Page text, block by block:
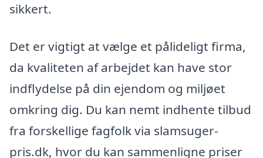
sikkert.
Det er vigtigt at vælge et pålideligt firma,
da kvaliteten af arbejdet kan have stor
indflydelse på din ejendom og miljøet
omkring dig. Du kan nemt indhente tilbud
fra forskellige fagfolk via slamsuger-
pris.dk, hvor du kan sammenligne priser